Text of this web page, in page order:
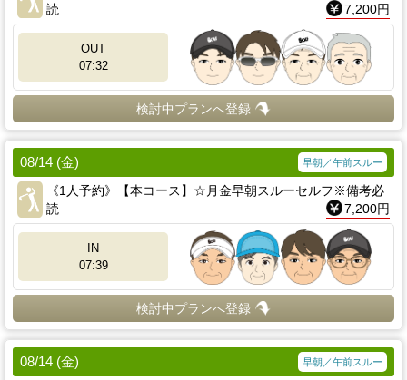
読
7,200円
OUT
07:32
検討中プランへ登録
08/14 (金) 早朝／午前スルー
《1人予約》【本コース】☆月金早朝スルーセルフ※備考必
読
7,200円
IN
07:39
検討中プランへ登録
08/14 (金) 早朝／午前スルー